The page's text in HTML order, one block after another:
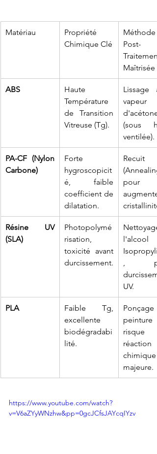
Matériau
Propriété
Chimique Clé
Post-
Traitement
Maîtrisée
ABS
Haute
Température
de Transition
Vitreuse (Tg).
Lissage
vapeur
d'acétone
(sous
ventilée).
PA-CF (Nylon
Carbone)
Forte
hygroscopicit
é, faible
coefficient de
dilatation.
Recuit
pour
Résine UV
(SLA)
Photopolymé
risation,
toxicité avant
durcissement.
l'alcool
,
UV.
PLA
Faible Tg,
excellente
biodégradabi
lité.
peinture
risque
réaction
chimique
majeure.
https://www.youtube.com/watch?
v=V6aZYyWNzhw&pp=0gcJCfsJAYcqIYzv